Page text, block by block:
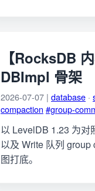
【RocksDB
DBImpl 骨架
2026-07-07 | database ·
compaction #group-
以 LevelDB 1.23 为对
以及 Write 队列
图打底。